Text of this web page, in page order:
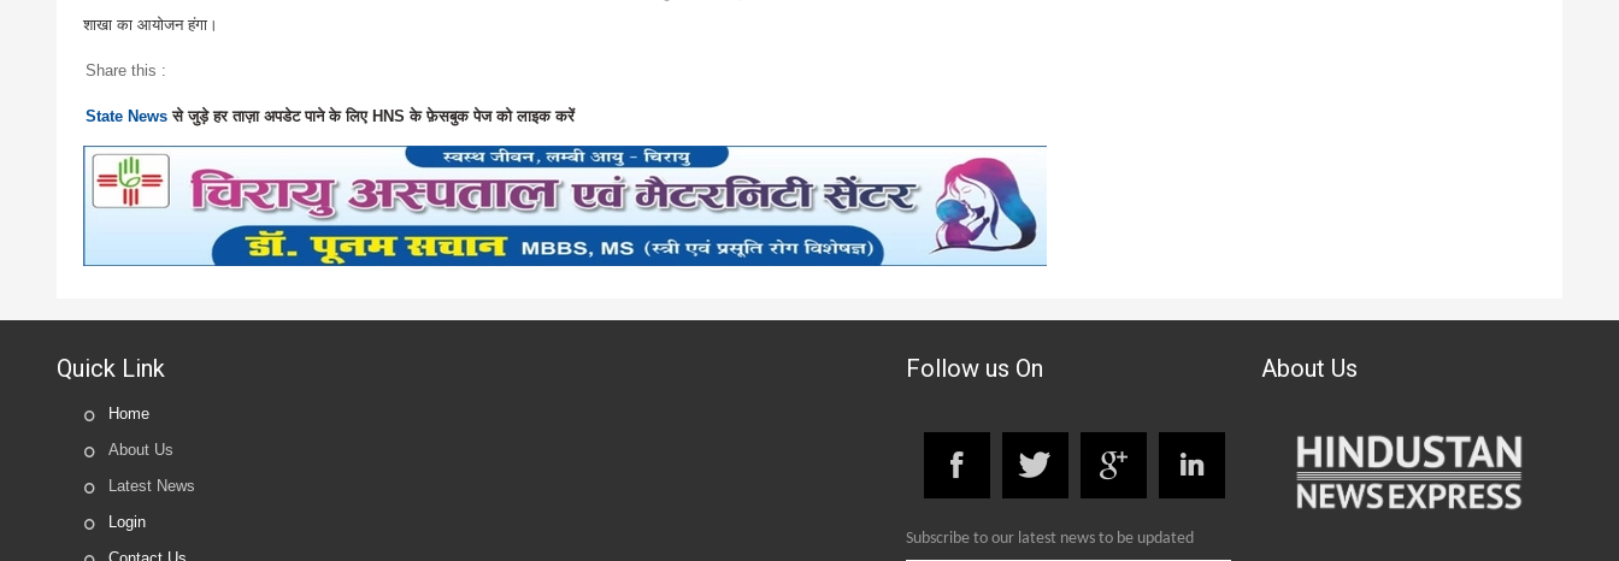
शाखा का आयोजन हंगा।
Share this :
State News से जुड़े हर ताज़ा अपडेट पाने के लिए HNS के फ़ेसबुक पेज को लाइक करें
Quick Link Follow us On About Us
Home
About Us
Latest News
Login
Subscribe to our latest news to be updated